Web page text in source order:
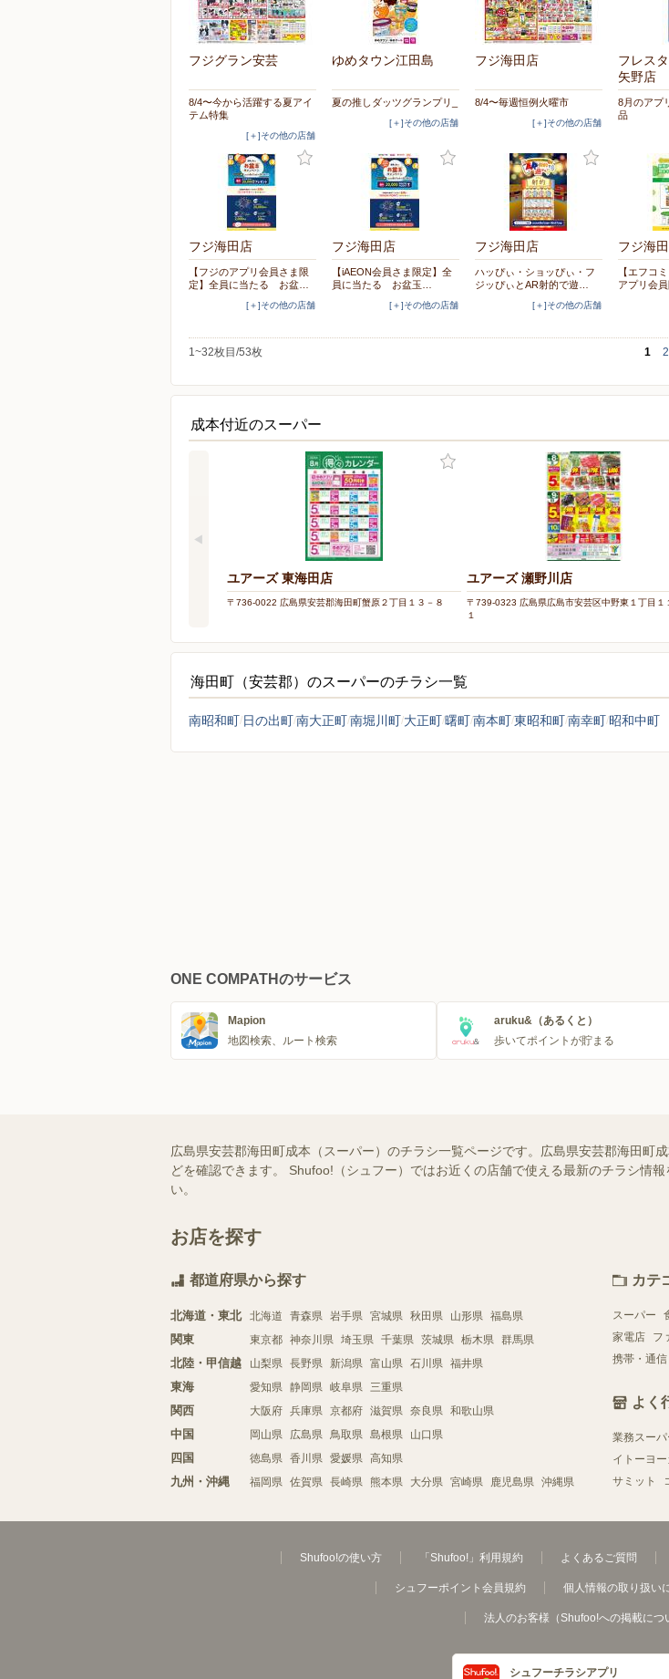
フジグラン安芸
8/4〜今から活躍する夏アイ
テム特集
[＋]その他の店舗
ゆめタウン江田島
夏の推しダッツグランプリ_
[＋]その他の店舗
フジ海田店
8/4〜毎週恒例火曜市
[＋]その他の店舗
フレス
矢野店
8月のアプ
品
フジ海田店
【フジのアプリ会員さま限
定】全員に当たる お盆…
[＋]その他の店舗
フジ海田店
【iAEON会員さま限定】全
員に当たる お盆玉…
[＋]その他の店舗
フジ海田店
ハッぴぃ・ショッぴぃ・フ
ジッぴぃとAR射的で遊…
[＋]その他の店舗
フジ海
【エフコ
アプリ会
1~32枚目/53枚 1 2
成本付近のスーパー
ユアーズ 東海田店
〒736-0022 広島県安芸郡海田町蟹原２丁目１３－８
ユアーズ 瀬野川店
〒739-0323 広島県広島市安芸区中野東１丁目１
１
海田町（安芸郡）のスーパーのチラシ一覧
南昭和町 日の出町南大正町南堀川町 大正町曙町南本町東昭和町南幸町 昭和中町
ONE COMPATHのサービス
Mapion
地図検索、ルート検索
aruku&（あるくと）
歩いてポイントが貯まる
広島県安芸郡海田町成本（スーパー）のチラシ一覧ページです。広島県安芸郡海田町
どを確認できます。 Shufoo!（シュフー）ではお近くの店舗で使える最新のチラシ情
い。
お店を探す
都道府県から探す
北海道・東北 北海道 青森県 岩手県 宮城県 秋田県 山形県 福島県
関東 東京都 神奈川県 埼玉県 千葉県 茨城県 栃木県 群馬県
北陸・甲信越 山梨県 長野県 新潟県 富山県 石川県 福井県
東海 愛知県 静岡県 岐阜県 三重県
関西 大阪府 兵庫県 京都府 滋賀県 奈良県 和歌山県
中国 岡山県 広島県 鳥取県 島根県 山口県
四国 徳島県 香川県 愛媛県 高知県
九州・沖縄 福岡県 佐賀県 長崎県 熊本県 大分県 宮崎県 鹿児島県 沖縄県
カテ
スーパー
家電店
フ
携帯・通
よく
業務スーパ
イトーヨ
サミット
Shufoo!の使い方 「Shufoo!」利用規約 よくあるご質問
シュフーポイント会員規約 個人情報の取り扱い
法人のお客様（Shufoo!への掲載につ
シュフーチラシアプリ